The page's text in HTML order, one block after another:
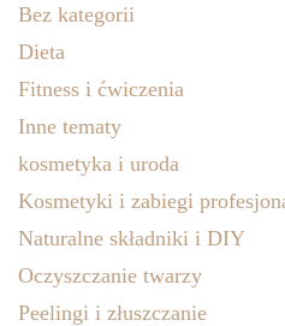
Bez kategorii
Dieta
Fitness i ćwiczenia
Inne tematy
kosmetyka i uroda
Kosmetyki i zabiegi
Naturalne składniki i DIY
Oczyszczanie twarzy
Peelingi i złuszczanie